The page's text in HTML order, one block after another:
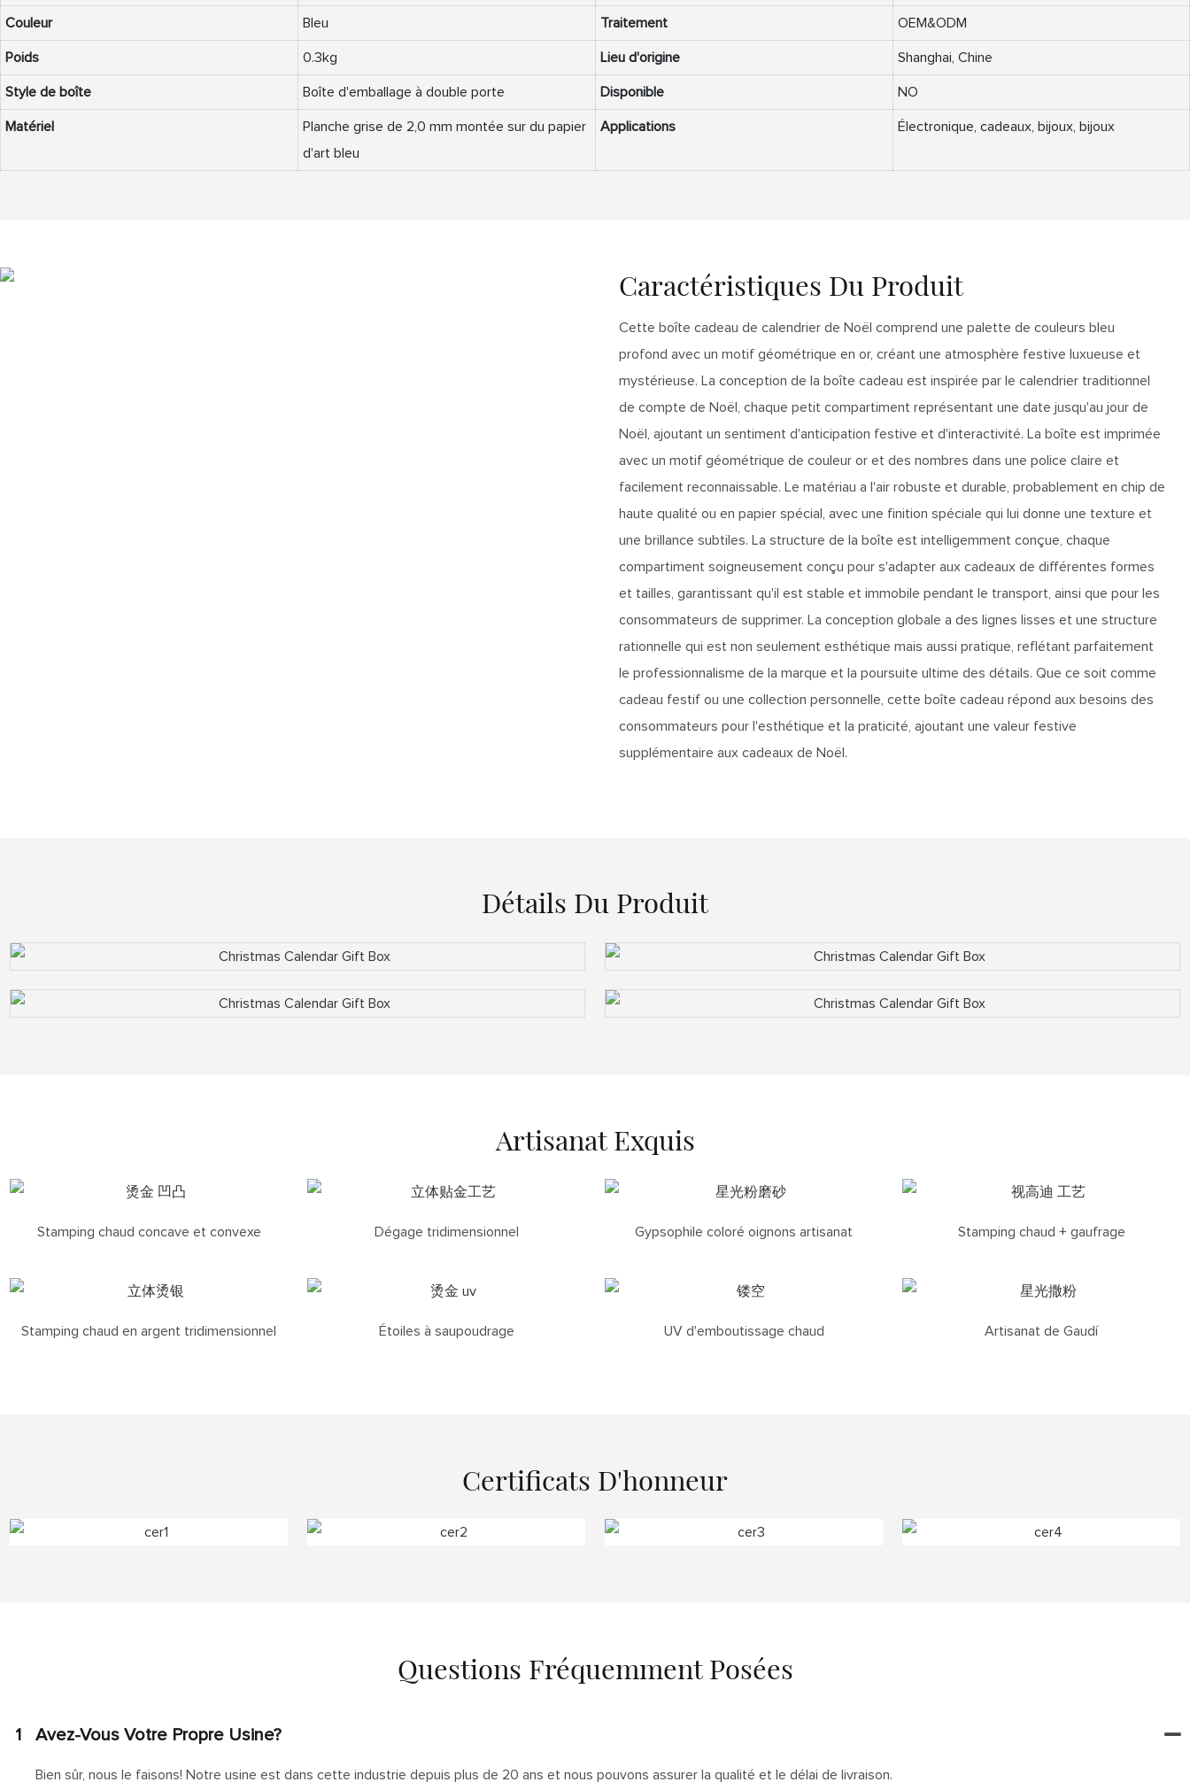
Couleur Bleu Traitement OEM&ODM
Poids 0.3kg Lieu d'origine Shanghai, Chine
Style de boîte Boîte d'emballage à double porte Disponible NO
Matériel
Planche grise de 2,0 mm montée sur du papier
d'art bleu
Applications Électronique, cadeaux, bijoux, bijoux
Caractéristiques Du Produit
Cette boîte cadeau de calendrier de Noël comprend une palette de couleurs bleu
profond avec un motif géométrique en or, créant une atmosphère festive luxueuse et
mystérieuse. La conception de la boîte cadeau est inspirée par le calendrier traditionnel
de compte de Noël, chaque petit compartiment représentant une date jusqu'au jour de
Noël, ajoutant un sentiment d'anticipation festive et d'interactivité. La boîte est imprimée
avec un motif géométrique de couleur or et des nombres dans une police claire et
facilement reconnaissable. Le matériau a l'air robuste et durable, probablement en chip de
haute qualité ou en papier spécial, avec une finition spéciale qui lui donne une texture et
une brillance subtiles. La structure de la boîte est intelligemment conçue, chaque
compartiment soigneusement conçu pour s'adapter aux cadeaux de différentes formes
et tailles, garantissant qu'il est stable et immobile pendant le transport, ainsi que pour les
consommateurs de supprimer. La conception globale a des lignes lisses et une structure
rationnelle qui est non seulement esthétique mais aussi pratique, reflétant parfaitement
le professionnalisme de la marque et la poursuite ultime des détails. Que ce soit comme
cadeau festif ou une collection personnelle, cette boîte cadeau répond aux besoins des
consommateurs pour l'esthétique et la praticité, ajoutant une valeur festive
supplémentaire aux cadeaux de Noël.
Détails Du Produit
Artisanat Exquis
Stamping chaud concave et convexe Dégage tridimensionnel Gypsophile coloré oignons artisanat Stamping chaud + gaufrage
Stamping chaud en argent tridimensionnel Étoiles à saupoudrage UV d'emboutissage chaud Artisanat de Gaudí
Certificats D'honneur
Questions Fréquemment Posées
1 Avez-Vous Votre Propre Usine?
Bien sûr, nous le faisons! Notre usine est dans cette industrie depuis plus de 20 ans et nous pouvons assurer la qualité et le délai de livraison.